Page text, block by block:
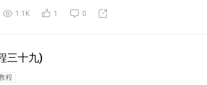
1.1K 1 0
三十九)
程